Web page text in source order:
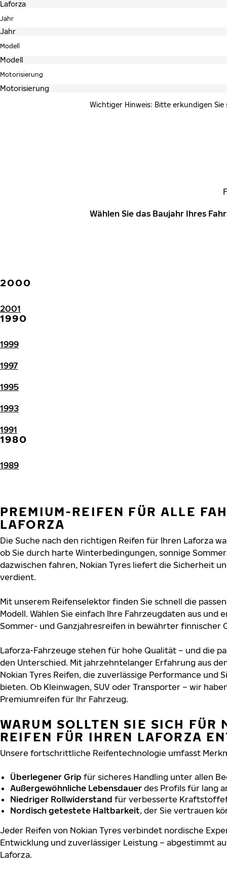
Jahr
Modell
Motorisierung
Wichtiger Hinweis: Bitte erkundigen
Wählen Sie das Baujahr Ihres
2000
2001
1990
1999
1997
1995
1993
1991
1980
1989
PREMIUM-REIFEN FÜR ALLE
LAFORZA
Die Suche nach den richtigen Reifen für Ihren Laforza
ob Sie durch harte Winterbedingungen, sonnige
dazwischen fahren, Nokian Tyres liefert die Sicherheit
verdient.
Mit unserem Reifenselektor finden Sie schnell die
Modell. Wählen Sie einfach Ihre Fahrzeugdaten aus und
Sommer- und Ganzjahresreifen in bewährter finnischer
Laforza-Fahrzeuge stehen für hohe Qualität – und die
den Unterschied. Mit jahrzehntelanger Erfahrung aus
Nokian Tyres Reifen, die zuverlässige Performance und
bieten. Ob Kleinwagen, SUV oder Transporter – wir
Premiumreifen für Ihr Fahrzeug.
WARUM SOLLTEN SIE SICH FÜR
REIFEN FÜR IHREN LAFORZA
Unsere fortschrittliche Reifentechnologie umfasst
Überlegener Grip für sicheres Handling unter allen
Außergewöhnliche Lebensdauer des Profils für lang
Niedriger Rollwiderstand für verbesserte
Nordisch getestete Haltbarkeit, der Sie vertrauen
Jeder Reifen von Nokian Tyres verbindet nordische
Entwicklung und zuverlässiger Leistung – abgestimmt
Laforza.